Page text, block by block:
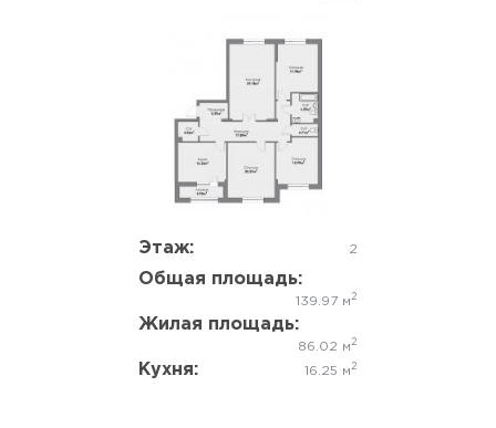
Этаж: 2
Общая площадь:
139.97 м 2
Жилая площадь:
86.02 м 2
Кухня: 16.25 м 2
Да, удалить Отмена